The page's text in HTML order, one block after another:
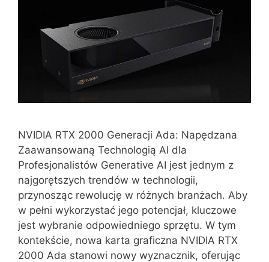
NVIDIA RTX 2000 Generacji Ada: Napędzana
Zaawansowaną Technologią AI dla
Profesjonalistów Generative AI jest jednym z
najgorętszych trendów w technologii,
przynosząc rewolucję w różnych branżach. Aby
w pełni wykorzystać jego potencjał, kluczowe
jest wybranie odpowiedniego sprzętu. W tym
kontekście, nowa karta graficzna NVIDIA RTX
2000 Ada stanowi nowy wyznacznik, oferując